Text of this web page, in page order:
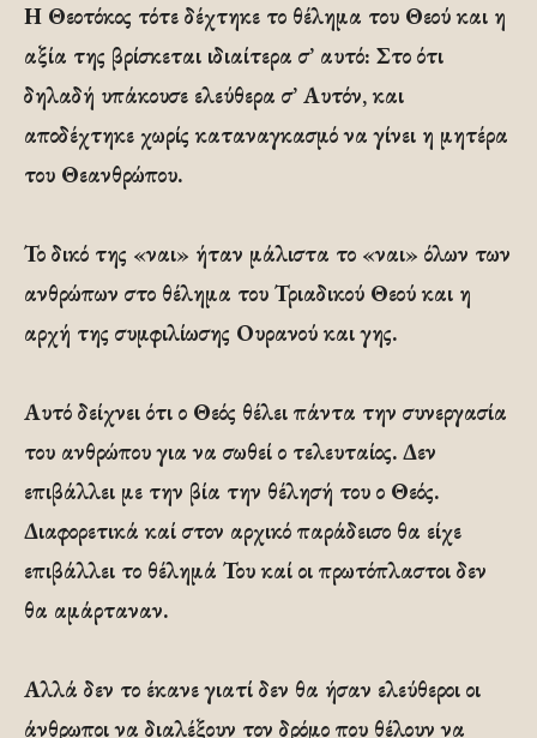
Η Θεοτόκος τότε δέχτηκε το θέλημα του Θεού και η
αξία της βρίσκεται ιδιαίτερα σ’ αυτό: Στο ότι
δηλαδή υπάκουσε ελεύθερα σ’ Αυτόν, και
αποδέχτηκε χωρίς καταναγκασμό να γίνει η μητέρα
του Θεανθρώπου.
Το δικό της «ναι» ήταν μάλιστα το «ναι» όλων των
ανθρώπων στο θέλημα του Τριαδικού Θεού και η
αρχή της συμφιλίωσης Ουρανού και γης.
Αυτό δείχνει ότι ο Θεός θέλει πάντα την συνεργασία
του ανθρώπου για να σωθεί ο τελευταίος. Δεν
επιβάλλει με την βία την θέλησή του ο Θεός.
Διαφορετικά καί στον αρχικό παράδεισο θα είχε
επιβάλλει το θέλημά Του καί οι πρωτόπλαστοι δεν
θα αμάρταναν.
Αλλά δεν το έκανε γιατί δεν θα ήσαν ελεύθεροι οι
άνθρωποι να διαλέξουν τον δρόμο που θέλουν να